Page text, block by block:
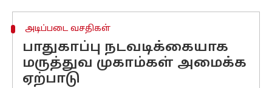
அடிப்படை வசதிகள்
பாதுகாப்பு நடவடிக்கையாக
மருத்துவ முகாம்கள் அமைக்க
ஏற்பாடு